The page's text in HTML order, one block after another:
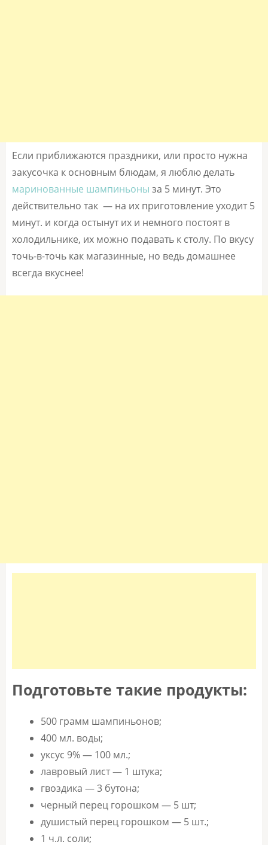
Если приближаются праздники, или просто нужна
закусочка к основным блюдам, я люблю делать
маринованные шампиньоны за 5 минут. Это
действительно так — на их приготовление уходит 5
минут. и когда остынут их и немного постоят в
холодильнике, их можно подавать к столу. По вкусу
точь-в-точь как магазинные, но ведь домашнее
всегда вкуснее!
Подготовьте такие продукты:
500 грамм шампиньонов;
400 мл. воды;
уксус 9% — 100 мл.;
лавровый лист — 1 штука;
гвоздика — 3 бутона;
черный перец горошком — 5 шт;
душистый перец горошком — 5 шт.;
1 ч.л. соли;